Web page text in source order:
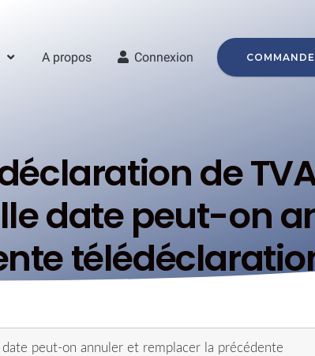
A propos Connexion
de
date peut-on
peut-on annuler et remplacer la précédente